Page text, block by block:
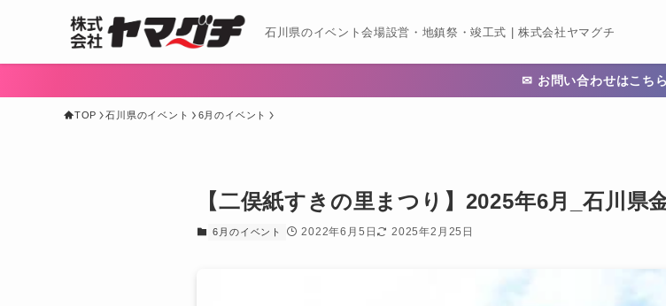
石川県のイベント会場設営・地鎮祭・竣工式 | 株式会社ヤマグチ
✉ お問い合わせはこちら
TOP 石川県のイベント 6月のイベント
【二俣紙すきの里まつり】2025年6月_石川県
6月のイベント 2022年6月5日 2025年2月25日